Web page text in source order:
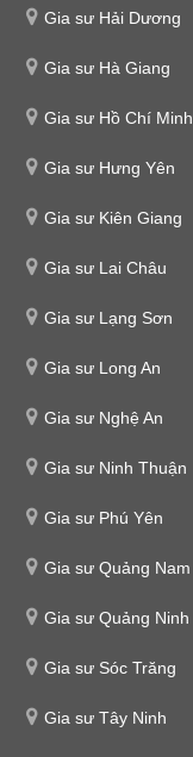
Gia sư Hải Dương
Gia sư Hà Giang
Gia sư Hồ Chí Minh
Gia sư Hưng Yên
Gia sư Kiên Giang
Gia sư Lai Châu
Gia sư Lạng Sơn
Gia sư Long An
Gia sư Nghệ An
Gia sư Ninh Thuận
Gia sư Phú Yên
Gia sư Quảng Nam
Gia sư Quảng Ninh
Gia sư Sóc Trăng
Gia sư Tây Ninh